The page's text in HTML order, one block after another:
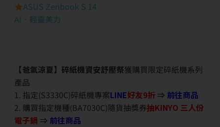
ASUS Zenbook S 14
AI．輕靈美力
【爸氣涼夏】碎紙機資安舒壓祭獲購買限定碎紙機系列
產品
1. 指定(S3330C)碎紙機專案LINE好友9折 ⇒ 前往商品
2. 購買指定機種(BA7030C)隨貨抽獎券抽KINYO 三人份
電子鍋 ⇒ 前往商品